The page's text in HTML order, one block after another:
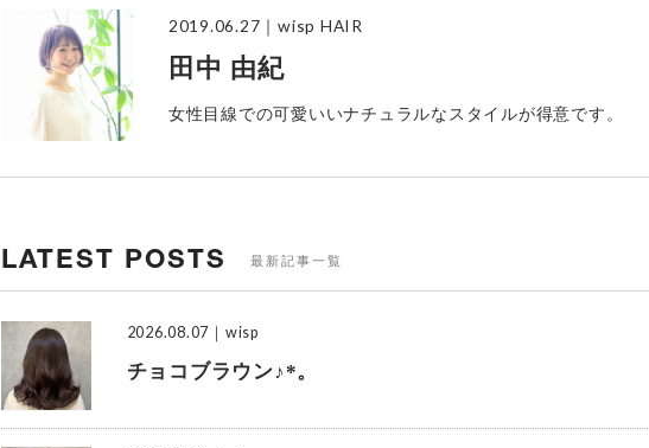
2019.06.27 ｜wisp HAIR
田中 由紀
女性目線での可愛いいナチュラルなスタイルが得意です。
LATEST POSTS 最新記事一覧
2026.08.07 ｜wisp
チョコブラウン♪*。